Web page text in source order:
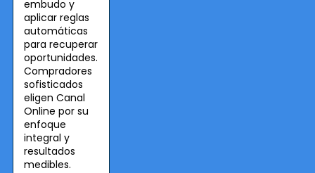
embudo y
aplicar reglas
automáticas
para recuperar
oportunidades.
Compradores
sofisticados
eligen Canal
Online por su
enfoque
integral y
resultados
medibles.